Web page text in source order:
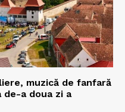
muzică de fanfară
de-a doua zi a